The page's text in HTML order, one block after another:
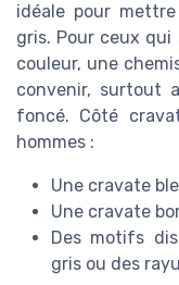
idéale pour
gris. Pour ceux
couleur, une
convenir, surtout
foncé. Côté
hommes :
Une cravate
Une cravate
Des motifs
gris ou des